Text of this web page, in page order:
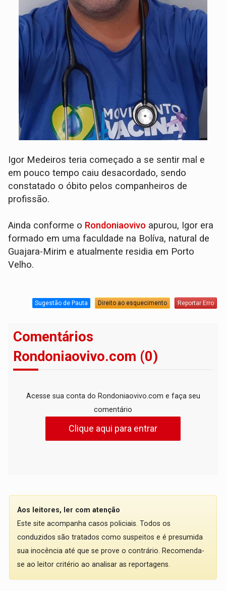
Igor Medeiros teria começado a se sentir mal e
em pouco tempo caiu desacordado, sendo
constatado o óbito pelos companheiros de
profissão.
Ainda conforme o Rondoniaovivo apurou, Igor era
formado em uma faculdade na Bolíva, natural de
Guajara-Mirim e atualmente residia em Porto
Velho.
Sugestão de Pauta Direito ao esquecimento Reportar Erro
Comentários
Rondoniaovivo.com (0)
Acesse sua conta do Rondoniaovivo.com e faça seu
comentário
Clique aqui para entrar
Aos leitores, ler com atenção
Este site acompanha casos policiais. Todos os
conduzidos são tratados como suspeitos e é presumida
sua inocência até que se prove o contrário. Recomenda-
se ao leitor critério ao analisar as reportagens.